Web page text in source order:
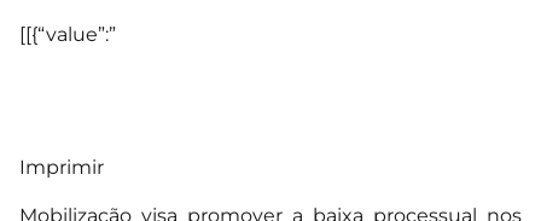
[[{“value”:”
Imprimir
Mobilização visa promover a baixa processual nos